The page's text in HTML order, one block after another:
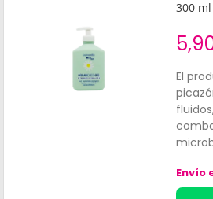
300 ml
El
Envío